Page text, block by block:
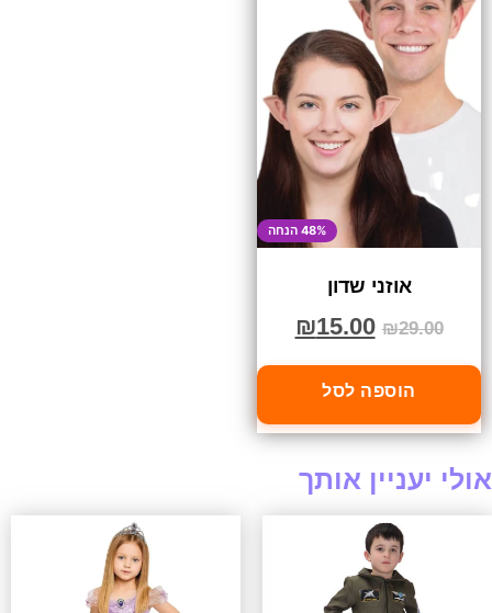
48% הנחה
אוזני שדון
₪29.00
₪15.00
הוספה לסל
אולי יעניין אותך